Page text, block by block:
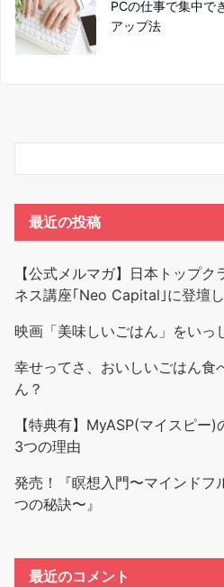
PCの仕事で集中で
アップ法
最近の投稿
【公式メルマガ】日本トップ
ネス講座｢Neo Capital｣に登壇し
映画「美味しいごはん」をいっ
幸せってさ、おいしいごはん食
ん？
【特典有】MyASP(マイスピー
3つの理由
発売！『瞑想入門〜マインドフ
つの秘訣〜』
最近のコメント